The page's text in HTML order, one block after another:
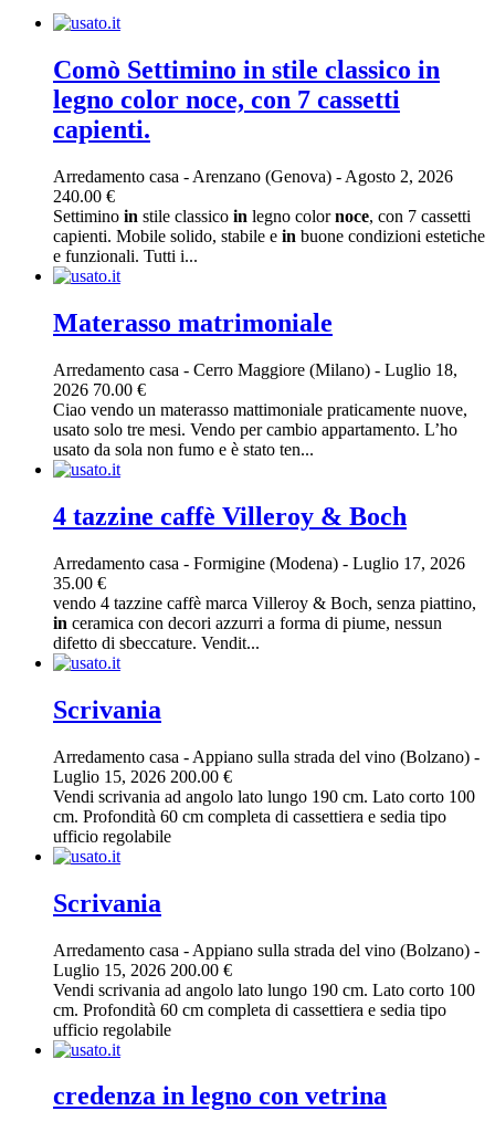
Comò Settimino in stile classico in
legno color noce, con 7 cassetti
capienti.
Arredamento casa - Arenzano (Genova) - Agosto 2, 2026
240.00 €
Settimino in stile classico in legno colornoce, con 7 cassetti
capienti. Mobile solido, stabile e in buone condizioni estetiche
e funzionali. Tutti i...
Materasso matrimoniale
Arredamento casa - Cerro Maggiore (Milano) - Luglio 18,
2026 70.00 €
Ciao vendo un materasso mattimoniale praticamente nuove,
usato solo tre mesi. Vendo per cambio appartamento. L’ho
usato da sola non fumo e è stato ten...
4 tazzine caffè Villeroy & Boch
Arredamento casa - Formigine (Modena) - Luglio 17, 2026
35.00 €
vendo 4 tazzine caffè marca Villeroy & Boch, senza piattino,
in ceramica con decori azzurri a forma di piume, nessun
difetto di sbeccature. Vendit...
Scrivania
Arredamento casa - Appiano sulla strada del vino (Bolzano) -
Luglio 15, 2026 200.00 €
Vendi scrivania ad angolo lato lungo 190 cm. Lato corto 100
cm. Profondità 60 cm completa di cassettiera e sedia tipo
ufficio regolabile
Scrivania
Arredamento casa - Appiano sulla strada del vino (Bolzano) -
Luglio 15, 2026 200.00 €
Vendi scrivania ad angolo lato lungo 190 cm. Lato corto 100
cm. Profondità 60 cm completa di cassettiera e sedia tipo
ufficio regolabile
credenza in legno con vetrina